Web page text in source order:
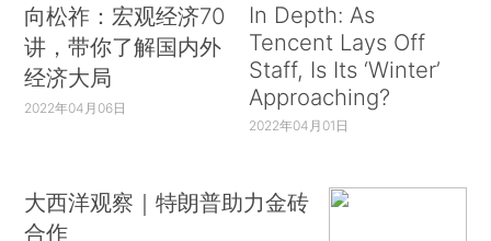
向松祚：宏观经济70
讲，带你了解国内外
经济大局
2022年04月06日
In Depth: As
Tencent Lays Off
Staff, Is Its ‘Winter’
Approaching?
2022年04月01日
大西洋观察｜特朗普助力金砖
合作